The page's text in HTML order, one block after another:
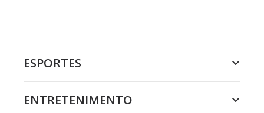
ESPORTES
ENTRETENIMENTO